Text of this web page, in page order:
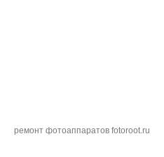
ремонт фотоаппаратов fotoroot.ru